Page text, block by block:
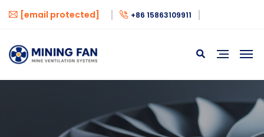
[email protected] +86 15863109911